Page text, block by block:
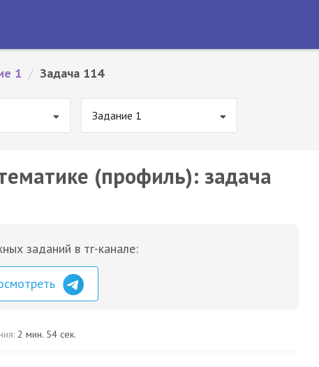
1 / Задача 114
Задание 1
(профиль): задача
заданий в тг-канале:
2 мин. 54 сек.